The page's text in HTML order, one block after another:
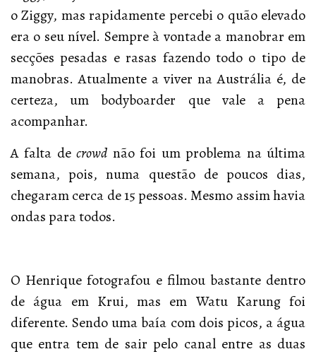
o Ziggy, mas rapidamente percebi o quão elevado
era o seu nível. Sempre à vontade a manobrar em
secções pesadas e rasas fazendo todo o tipo de
manobras. Atualmente a viver na Austrália é, de
certeza, um bodyboarder que vale a pena
acompanhar.
A falta decrowd não foi um problema na última
semana, pois, numa questão de poucos dias,
chegaram cerca de 15 pessoas. Mesmo assim havia
ondas para todos.
O Henrique fotografou e filmou bastante dentro
de água em Krui, mas em Watu Karung foi
diferente. Sendo uma baía com dois picos, a água
que entra tem de sair pelo canal entre as duas